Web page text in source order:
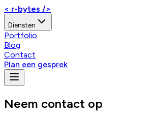
< r-bytes />
Diensten
Portfolio
Blog
Contact
Plan een gesprek
Neem contact op